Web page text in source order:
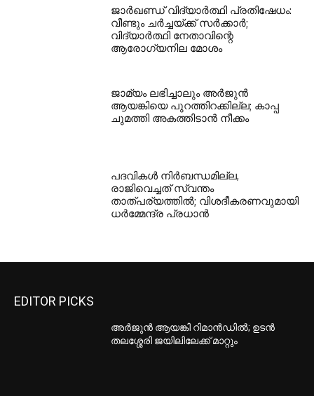
ജാർഖണ്ഡ് വിദ്യാർത്ഥി പ്രതിഷേധം:
വീണ്ടും ചർച്ചയ്ക്ക് സർക്കാർ;
വിദ്യാർത്ഥി നേതാവിന്റെ
ആരോഗ്യനില മോശം
ജാമ്യം ലഭിച്ചാലും അർജുൻ
ആയങ്കിയെ പുറത്തിറക്കില്ല; കാപ്പ
ചുമത്തി അകത്തിടാൻ നീക്കം
പദവികൾ നിർബന്ധമില്ല,
രാജിവെച്ചത് സ്വന്തം
താത്പര്യത്തിൽ; വിശദീകരണവുമായി
ധര്‍മ്മേന്ദ്ര പ്രധാൻ
EDITOR PICKS
അര്‍ജുന്‍ ആയങ്കി റിമാന്‍ഡില്‍; ഉടന്‍
തലശ്ശേരി ജയിലിലേക്ക് മാറ്റും